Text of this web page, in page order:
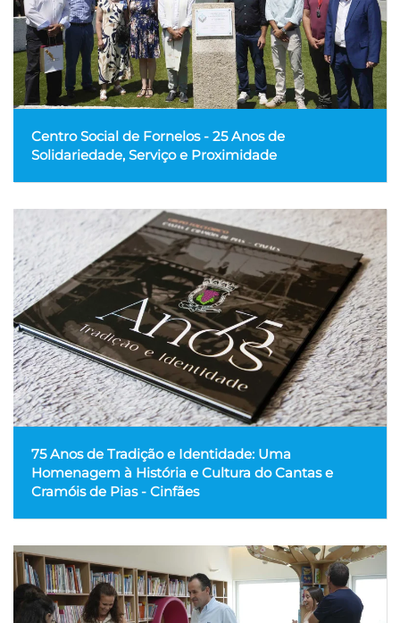
Centro Social de Fornelos - 25 Anos de
Solidariedade, Serviço e Proximidade
75 Anos de Tradição e Identidade: Uma
Homenagem à História e Cultura do Cantas e
Cramóis de Pias - Cinfães